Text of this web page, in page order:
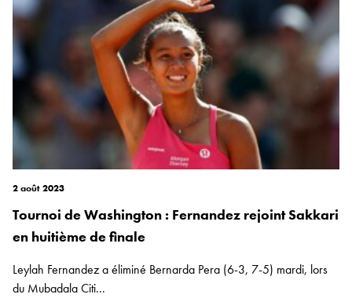
2 août 2023
Tournoi de Washington : Fernandez rejoint Sakkari
en huitième de finale
Leylah Fernandez a éliminé Bernarda Pera (6-3, 7-5) mardi, lors
du Mubadala Citi...